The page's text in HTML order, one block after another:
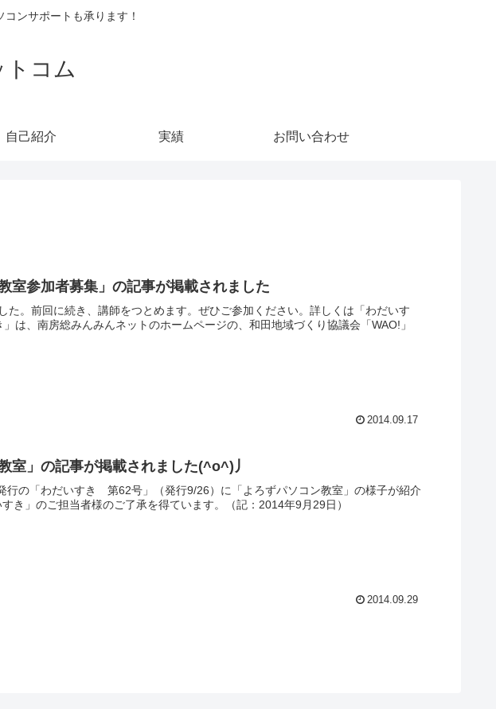
ンサポートも承ります！
コム
自己紹介 実績 お問い合わせ
室参加者募集」の記事が掲載されました
。前回に続き、講師をつとめます。ぜひご参加ください。詳しくは「わだいす
は、南房総みんみんネットのホームページの、和田地域づくり協議会「WAO!」
2014.09.17
室」の記事が掲載されました(^o^)丿
行の「わだいすき 第62号」（発行9/26）に「よろずパソコン教室」の様子が紹介
き」のご担当者様のご了承を得ています。（記：2014年9月29日）
2014.09.29